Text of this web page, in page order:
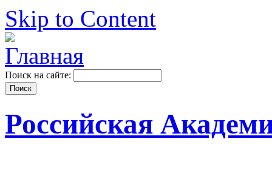
Skip to Content
Поиск на сайте:
Российская